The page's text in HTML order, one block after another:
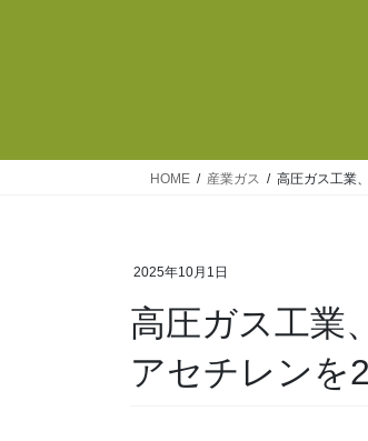
HOME 産業ガス 高圧ガス工業
2025年10月1日
高圧ガス工業
アセチレンを